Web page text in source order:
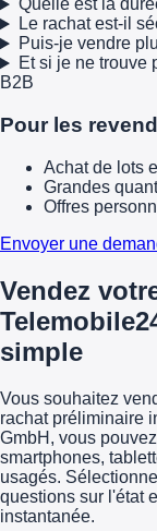
Quelle est la
Le rachat est-il
Puis-je vendre
Et si je ne trouve
B2B
Pour les
Achat de lots
Grandes
Offres
Envoyer une
Vendez
simple
Vous souhaitez
rachat préliminaire
GmbH, vous
smartphones,
usagés.
questions sur l'état
instantanée.